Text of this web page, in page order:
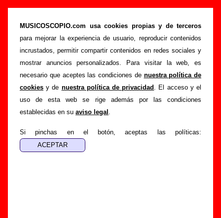
MUSICOSCOPIO.com usa cookies propias y de terceros
para mejorar la experiencia de usuario, reproducir contenidos
incrustados, permitir compartir contenidos en redes sociales y
mostrar anuncios personalizados. Para visitar la web, es
necesario que aceptes las condiciones de nuestra política de
cookies y de nuestra política de privacidad . El acceso y el
uso de esta web se rige además por las condiciones
establecidas en su aviso legal .
Si pinchas en el botón, aceptas las políticas:
“Fiebre”, canción de Biznaga (Letra e
información)
Portada >Biznaga >Canciones >Fiebre
Esta página pretende recopilar todo tipo de información
sobre lacanción "Fiebre" interpretada porBiznaga
Además de su letra, también aparecerá información sobre el
autor o los autores, sobre los discos en los que está incluido
este tema, sobre la grabación del mismo, sobre versiones a
información adicional, puedes ayudar acompletar esta
información.